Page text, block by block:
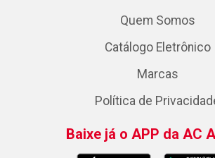
Quem Somos
Catálogo Eletrônico
Marcas
Política de
Baixe já o APP da AC